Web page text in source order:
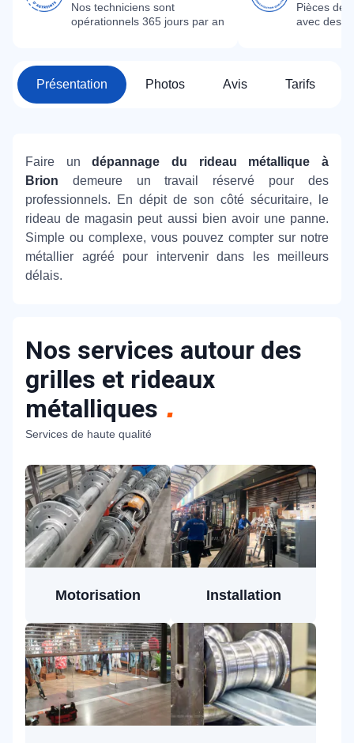
Nos techniciens sont
opérationnels 365 jours par an
Pièces
avec des
Présentation Photos Avis Tarifs
Faire undépannage du rideau métallique à
Brion demeure un travail réservé pour des
professionnels. En dépit de son côté sécuritaire, le
rideau de magasin peut aussi bien avoir une panne.
Simple ou complexe, vous pouvez compter sur notre
métallier agréé pour intervenir dans les meilleurs
délais.
Nos services autour des
grilles et rideaux
métalliques
Services de haute qualité
Motorisation Installation